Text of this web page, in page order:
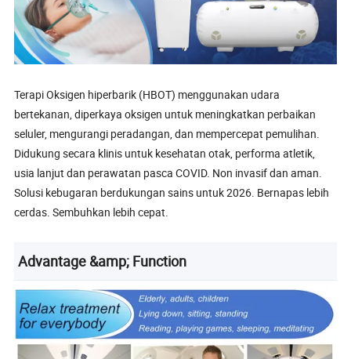
Terapi Oksigen hiperbarik (HBOT) menggunakan udara
bertekanan, diperkaya oksigen untuk meningkatkan perbaikan
seluler, mengurangi peradangan, dan mempercepat pemulihan.
Didukung secara klinis untuk kesehatan otak, performa atletik,
usia lanjut dan perawatan pasca COVID. Non invasif dan aman.
Solusi kebugaran berdukungan sains untuk 2026. Bernapas lebih
cerdas. Sembuhkan lebih cepat.
Advantage &amp; Function